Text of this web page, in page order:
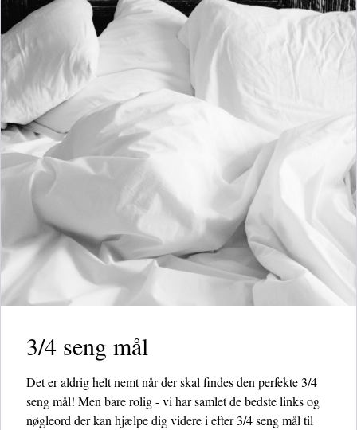
3/4 seng mål
Det er aldrig helt nemt når der skal findes den perfekte 3/4
seng mål! Men bare rolig - vi har samlet de bedste links og
nøgleord der kan hjælpe dig videre i efter 3/4 seng mål til